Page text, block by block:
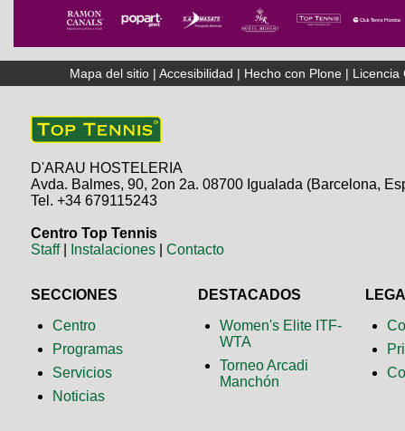
Mapa del sitio |Accesibilidad | Hecho con Plone | Licencia
D'ARAU HOSTELERIA
Avda. Balmes, 90, 2on 2a. 08700 Igualada (Barcelona,
Tel. +34 679115243
Centro Top Tennis
Staff| Instalaciones |Contacto
SECCIONES
Centro
Programas
Servicios
Noticias
DESTACADOS
Women's Elite ITF-
WTA
Torneo Arcadi
Manchón